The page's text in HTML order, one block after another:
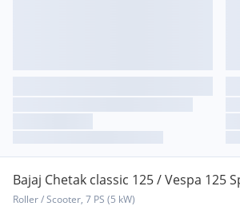
Bajaj Chetak classic 125 / Vespa 125
1020km
Roller / Scooter, 7 PS (5 kW)